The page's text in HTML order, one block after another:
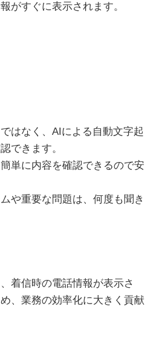
がすぐに表示されます。
はなく、AIによる自動文字起
できます。
単に内容を確認できるので安
や重要な問題は、何度も聞き
着信時の電話情報が表示さ
、業務の効率化に大きく貢献